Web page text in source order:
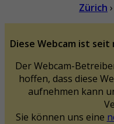
Zürich
Diese Webcam ist
Der Webcam-
hoffen, dass diese
aufnehmen kann
Sie können uns eine